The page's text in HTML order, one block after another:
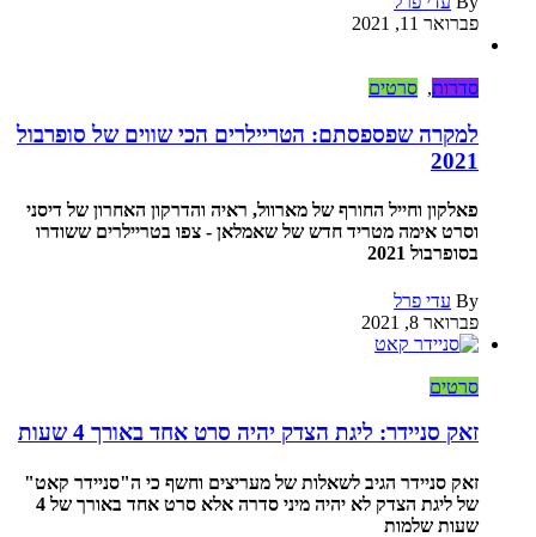
פברואר 11, 2021
סדרות, סרטים
למקרה שפספסתם: הטריילרים הכי שווים של סופרבול
2021
פאלקון וחייל החורף של מארוול, ראיה והדרקון האחרון של דיסני
וסרט אימה מטריד חדש של שאמלאן - צפו בטריילרים ששודרו
בסופרבול 2021
By עדי פרל
פברואר 8, 2021
סרטים
זאק סניידר: ליגת הצדק יהיה סרט אחד באורך 4 שעות
זאק סניידר הגיב לשאלות של מעריצים וחשף כי ה"סניידר קאט"
של ליגת הצדק לא יהיה מיני סדרה אלא סרט אחד באורך של 4
שעות שלמות